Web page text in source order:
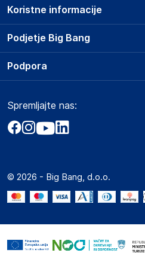
Podjetje Big Bang
O podjetju
Obvestila za javnost
Akt o digitalnih storitvah
Marketplace za partnerje
Novosti
Koristne informacije
Prodajna mesta
Storitve
Dostava, vnos in odvoz
Zavarovanje izdelkov
Podpora
Marketplace
Kako oddati naročilo?
Spremljajte nas:
© 2026 - Big Bang, d.o.o.